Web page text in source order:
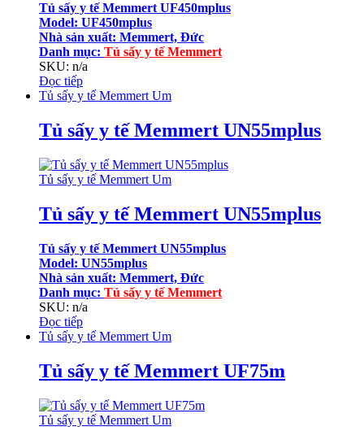
Tủ sấy y tế Memmert UF450mplus
Model: UF450mplus
Nhà sản xuất: Memmert, Đức
Danh mục: Tủ sấy y tế Memmert
SKU: n/a
Đọc tiếp
Tủ sấy y tế Memmert Um
Tủ sấy y tế Memmert UN55mplus
Tủ sấy y tế Memmert Um
Tủ sấy y tế Memmert UN55mplus
Tủ sấy y tế Memmert UN55mplus
Model: UN55mplus
Nhà sản xuất: Memmert, Đức
Danh mục: Tủ sấy y tế Memmert
SKU: n/a
Đọc tiếp
Tủ sấy y tế Memmert Um
Tủ sấy y tế Memmert UF75m
Tủ sấy y tế Memmert Um